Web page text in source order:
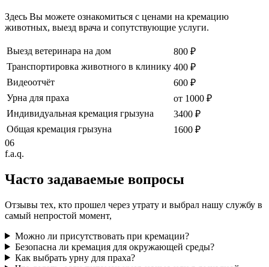
Здесь Вы можете ознакомиться с ценами на кремацию
животных, выезд врача и сопутствующие услуги.
Выезд ветеринара на дом
800 ₽
Транспортировка животного в клинику 400 ₽
Видеоотчёт
600 ₽
Урна для праха
от 1000 ₽
Индивидуальная кремация грызуна
3400 ₽
Общая кремация грызуна
1600 ₽
06
f.a.q.
Часто задаваемые вопросы
Отзывы тех, кто прошел через утрату и выбрал нашу службу в
самый непростой момент,
Можно ли присутствовать при кремации?
Безопасна ли кремация для окружающей среды?
Как выбрать урну для праха?